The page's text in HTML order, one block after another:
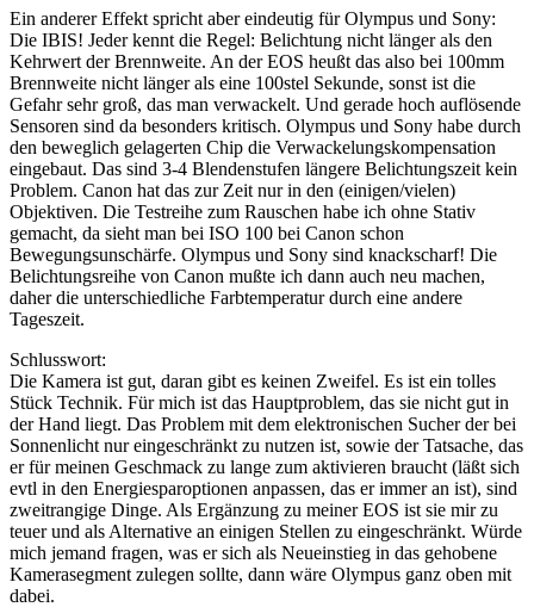
Ein anderer Effekt spricht aber eindeutig für Olympus und Sony:
Die IBIS! Jeder kennt die Regel: Belichtung nicht länger als den
Kehrwert der Brennweite. An der EOS heußt das also bei 100mm
Brennweite nicht länger als eine 100stel Sekunde, sonst ist die
Gefahr sehr groß, das man verwackelt. Und gerade hoch auflösende
Sensoren sind da besonders kritisch. Olympus und Sony habe durch
den beweglich gelagerten Chip die Verwackelungskompensation
eingebaut. Das sind 3-4 Blendenstufen längere Belichtungszeit kein
Problem. Canon hat das zur Zeit nur in den (einigen/vielen)
Objektiven. Die Testreihe zum Rauschen habe ich ohne Stativ
gemacht, da sieht man bei ISO 100 bei Canon schon
Bewegungsunschärfe. Olympus und Sony sind knackscharf! Die
Belichtungsreihe von Canon mußte ich dann auch neu machen,
daher die unterschiedliche Farbtemperatur durch eine andere
Tageszeit.
Schlusswort:
Die Kamera ist gut, daran gibt es keinen Zweifel. Es ist ein tolles
Stück Technik. Für mich ist das Hauptproblem, das sie nicht gut in
der Hand liegt. Das Problem mit dem elektronischen Sucher der bei
Sonnenlicht nur eingeschränkt zu nutzen ist, sowie der Tatsache, das
er für meinen Geschmack zu lange zum aktivieren braucht (läßt sich
evtl in den Energiesparoptionen anpassen, das er immer an ist), sind
zweitrangige Dinge. Als Ergänzung zu meiner EOS ist sie mir zu
teuer und als Alternative an einigen Stellen zu eingeschränkt. Würde
mich jemand fragen, was er sich als Neueinstieg in das gehobene
Kamerasegment zulegen sollte, dann wäre Olympus ganz oben mit
dabei.